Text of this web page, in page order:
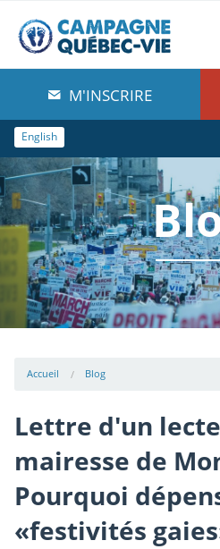
À propos de nous
Blog
Comprendre
Agir
Boutique
M'INSCRIRE
English
Accueil Blog
Lettre d'un
mairesse de
Pourquoi
«festivités